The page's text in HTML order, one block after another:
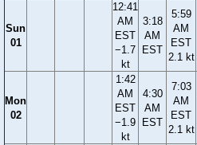
Sun
01
12:41
AM
EST
−1.7
kt
3:18
AM
EST
5:59
AM
EST
2.1 kt
Mon
02
1:42
AM
EST
−1.9
kt
4:30
AM
EST
7:03
AM
EST
2.1 kt